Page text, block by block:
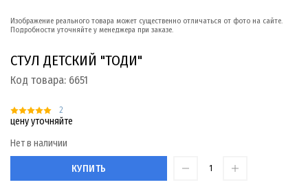
Изображение реального товара может существенно отличаться от фото на сайте.
Подробности уточняйте у менеджера при заказе.
СТУЛ ДЕТСКИЙ "ТОДИ"
Код товара: 6651
2
цену уточняйте
Нет в наличии
КУПИТЬ